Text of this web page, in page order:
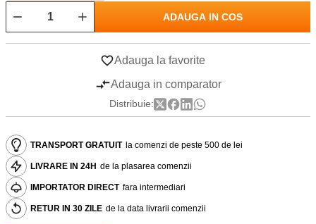
ADAUGA IN COS
Adauga la favorite
Adauga in comparator
Distribuie:
TRANSPORT GRATUIT la comenzi de peste 500 de lei
LIVRARE IN 24H de la plasarea comenzii
IMPORTATOR DIRECT fara intermediari
RETUR IN 30 ZILE de la data livrarii comenzii